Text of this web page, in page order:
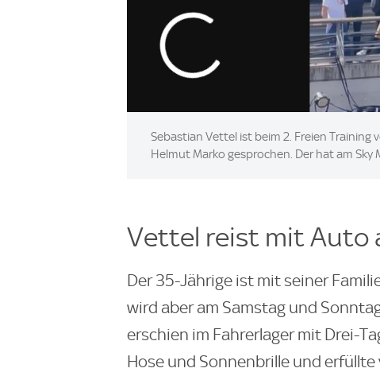
Sebastian Vettel ist beim 2. Freien Training
Helmut Marko gesprochen. Der hat am
Vettel reist mit Auto
Der 35-Jährige ist mit seiner
wird aber am Samstag und
erschien im Fahrerlager mit Drei-
Hose und Sonnenbrille und